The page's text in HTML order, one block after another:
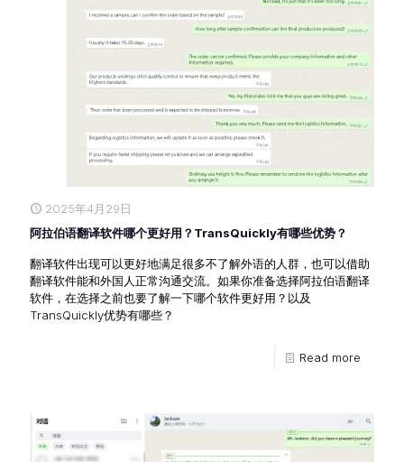
2025年4月29日
阿拉伯语翻译软件哪个更好用？TransQuickly有哪些优势？
翻译软件出现可以更好地满足很多不了解外语的人群，也可以借助
翻译软件能和外国人正常沟通交流。如果你准备选择阿拉伯语翻译
软件，在选择之前也要了解一下哪个软件更好用？以及
TransQuickly优势有哪些？
Read more